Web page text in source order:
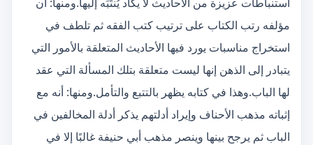
مؤلفه رتب الكتاب على ترتيب كتب الفقه ثم تلطف في
استخراج مناسبات يورد فيها الأحاديث المتعلقة بالأمور التي
يتبادر إلى الذهن إنها ليست متعلقة بتلك المسألة التي عقد
لها الباب.وهذا في كتابه يظهر بالتتبع والتأمل.ومنها: أنه مع
إثباته مذهب الأحناف وإيراد أدلتهم يذكر أدلة المخالفين في
الباب ثم يرجح بينها وينصر مذهب أبي حنيفة غالبًا إلا في